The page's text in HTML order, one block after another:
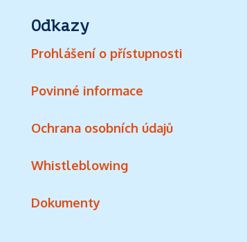
Odkazy
Prohlášení o přístupnosti
Povinné informace
Ochrana osobních údajů
Whistleblowing
Dokumenty